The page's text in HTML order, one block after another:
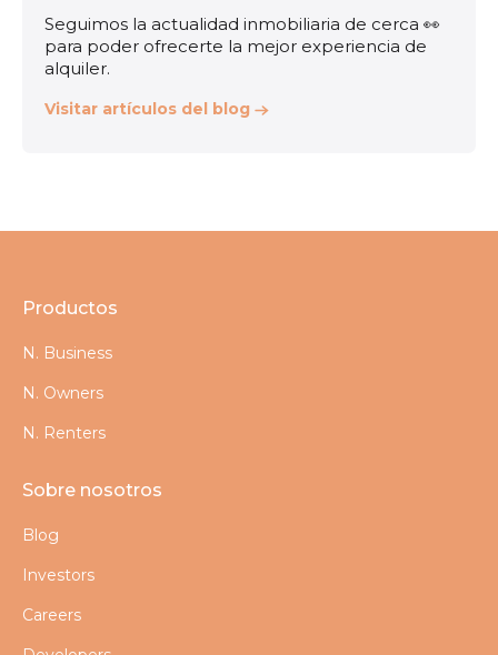
Seguimos la actualidad inmobiliaria de cerca 👀
para poder ofrecerte la mejor experiencia de
alquiler.
Visitar artículos del blog
Productos
N. Business
N. Owners
N. Renters
Sobre nosotros
Blog
Investors
Careers